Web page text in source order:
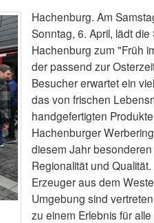
Hachenburg. Am
Sonntag, 6. April, lädt die
Hachenburg zum "Früh
der passend zur
Besucher erwartet ein
das von frischen
handgefertigten
Hachenburger
diesem Jahr
Regionalität und
Erzeuger aus dem
Umgebung sind
zu einem Erlebnis für